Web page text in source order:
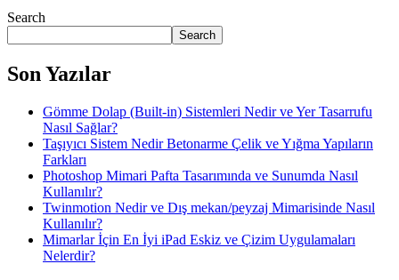
Search
Search
Son Yazılar
Gömme Dolap (Built-in) Sistemleri Nedir ve Yer Tasarrufu
Nasıl Sağlar?
Taşıyıcı Sistem Nedir Betonarme Çelik ve Yığma Yapıların
Farkları
Photoshop Mimari Pafta Tasarımında ve Sunumda Nasıl
Kullanılır?
Twinmotion Nedir ve Dış mekan/peyzaj Mimarisinde Nasıl
Kullanılır?
Mimarlar İçin En İyi iPad Eskiz ve Çizim Uygulamaları
Nelerdir?